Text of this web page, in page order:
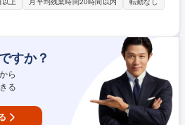
携わっていく可能性があります。 【入
センターでの約1ヶ月間の実践的な研修
。ビジネスマナー研修なども含めた約1ヵ
することで、安心して業務をスタートする
月間は研修センターのキャリアデザイン
ーを行い、4ヶ月以降は拠点がアフターフ
集職種 【岐阜/建設エン
験から希少人材へキャリアUP♪
上 月平均残業時間20時間以内
転勤なし
ですか？
ら
る